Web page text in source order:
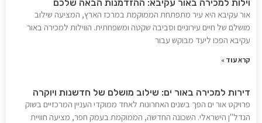
וילות למכירה באור עקיבא: ההזדמנות הבאה שלכם
אור עקיבא היא עיר מתפתחת הממוקמת במרכז הארץ, המציעה שילוב
מושלם של חיים עירוניים וסביבה שקטה ומשפחתית. הווילות למכירה באור
עקיבא הפכו ליעד מבוקש עבור
קרא עוד »
דירות למכירה באור ים: שילוב מושלם של חדשנות ויוקרה
פרויקט אור ים הפך בשנים האחרונות לאחד ממוקדי העניין המרכזיים בשוק
הנדל"ן הישראלי. השכונה החדשה, הממוקמת בעמק חפר, מציעה חוויית